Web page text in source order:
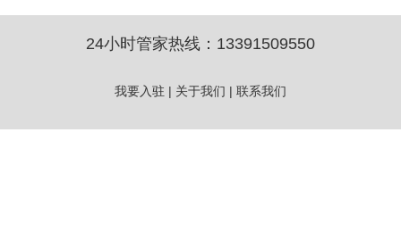
24小时管家热线： 13391509550
我要入驻 | 关于我们 | 联系我们